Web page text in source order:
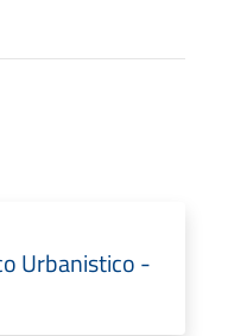
Urbanistico -